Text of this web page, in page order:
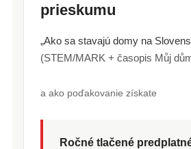
prieskumu
„Ako sa stavajú domy na
(STEM/MARK + časopis Můj
a ako poďakovanie získate
Ročné tlačené